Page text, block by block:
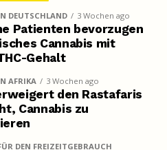
DEUTSCHLAND 3 Wochen ago
Patienten bevorzugen
Cannabis mit
Gehalt
AFRIKA 3 Wochen ago
den Rastafaris
Cannabis zu
DEN FREIZEITGEBRAUCH